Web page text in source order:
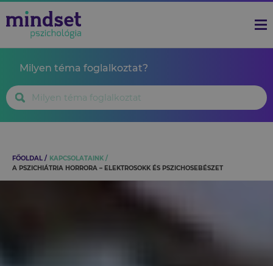
Milyen téma foglalkoztat?
FŐOLDAL
KAPCSOLATAINK
A PSZICHIÁTRIA HORRORA – ELEKTROSOKK ÉS PSZICHOSEBÉSZET